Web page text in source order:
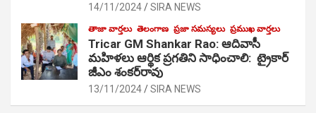
14/11/2024 SIRA NEWS
తాజా వార్తలు తెలంగాణ ప్రజా సమస్యలు ప్రముఖ వార్తలు
Tricar GM Shankar Rao: ఆదివాసీ
మహిళలు ఆర్థిక ప్రగతిని సాధించాలి: ట్రైకార్
జీఎం శంకర్‌రావు
13/11/2024 SIRA NEWS